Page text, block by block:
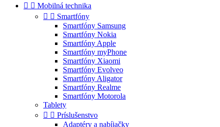
  Mobilná technika
  Smartfóny
Smartfóny Samsung
Smartfóny Nokia
Smartfóny Apple
Smartfóny myPhone
Smartfóny Xiaomi
Smartfóny Evolveo
Smartfóny Aligator
Smartfóny Realme
Smartfóny Motorola
Tablety
  Príslušenstvo
Adaptéry a nabíjačky